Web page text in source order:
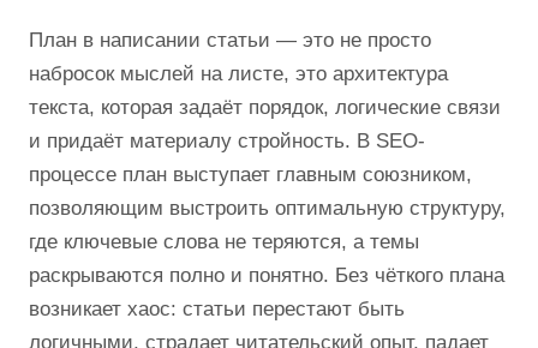
План в написании статьи — это не просто
набросок мыслей на листе, это архитектура
текста, которая задаёт порядок, логические связи
и придаёт материалу стройность. В SEO-
процессе план выступает главным союзником,
позволяющим выстроить оптимальную структуру,
где ключевые слова не теряются, а темы
раскрываются полно и понятно. Без чёткого плана
возникает хаос: статьи перестают быть
логичными, страдает читательский опыт, падает